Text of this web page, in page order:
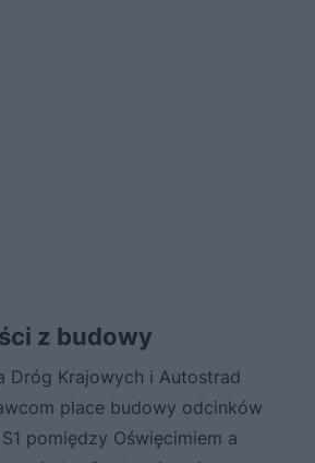
z budowy
Dróg Krajowych i Autostrad
place budowy odcinków
pomiędzy Oświęcimiem a